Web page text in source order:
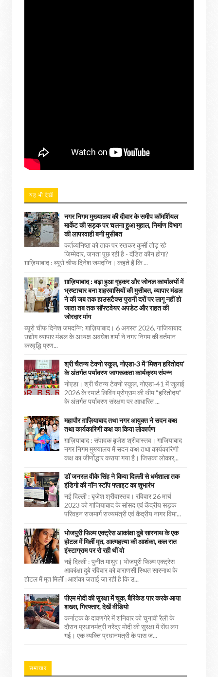
यह भी देखें
नगर निगम मुख्यालय की दीवार के समीप कॉमर्शियल
मार्केट की सड़क पर चलना हुआ मुहाल, निर्माण विभाग
की लापरवाही बनी मुसीबत
कर्तव्यनिष्ठा को ताक पर रखकर कुर्सी तोड़ रहे
जिम्मेदार, जनता पूछ रही है - दंडित कौन होगा?
ग़ाज़ियाबाद : ब्यूरो चीफ दिनेश जमदग्नि। कहते हैं कि ...
ग़ाज़ियाबाद : बढ़ा हुआ गृहकर और जोनल कार्यालयों में
भ्रष्टाचार बना शहरवासियों की मुसीबत, व्यापार मंडल
ने की जब तक हाउसटैक्स पुरानी दरों पर लागू नहीं हो
जाता तब तक सॉफ्टवेयर अपडेट और राहत की
जोरदार मांग
ब्यूरो चीफ दिनेश जमदग्नि: ग़ाज़ियाबाद। 6 अगस्त 2026, गाजियाबाद
उद्योग व्यापार मंडल के अध्यक्ष अवधेश शर्मा ने नगर निगम की वर्तमान
करवृद्धि प्रण...
श्री चैतन्य टेक्नो स्कूल, नोएडा-3 में ‘मिशन हरितोदय’
के अंतर्गत पर्यावरण जागरूकता कार्यक्रम संपन्न
नोएडा। श्री चैतन्य टेक्नो स्कूल, नोएडा-41 में जुलाई
2026 के स्मार्ट लिविंग प्रोग्राम की थीम “हरितोदय”
के अंतर्गत पर्यावरण संरक्षण पर आधारित ...
महापौर ग़ाज़ियाबाद तथा नगर आयुक्त ने सदन कक्ष
तथा कार्यकारिणी कक्ष का किया लोकार्पण
ग़ाज़ियाबाद : संपादक बृजेश श्रीवास्तव। गाजियाबाद
नगर निगम मुख्यालय में सदन कक्ष तथा कार्यकारिणी
कक्ष का जीर्णोद्धार कराया गया है। जिसका लोकार्...
डॉ जनरल वीके सिंह ने किया दिल्ली से धर्मशाला तक
इंडिगो की नॉन स्टॉप फ्लाइट का शुभारंभ
नई दिल्ली : बृजेश श्रीवास्तव। रविवार 26 मार्च
2023 को गाजियाबाद के सांसद एवं केंद्रीय सड़क
परिवहन राजमार्ग राज्यमंत्री एवं केंद्रीय नागर विमा...
भोजपुरी फिल्म एक्ट्रेस आकांक्षा दुबे सारनाथ के एक
होटल में मिलीं मृत, आत्महत्या की आशंका, कल रात
इंस्टाग्राम पर रो रही थीं वो
नई दिल्ली : पुनीत माथुर। भोजपुरी फिल्म एक्ट्रेस
आकांक्षा दुबे रविवार को वाराणसी स्थित सारनाथ के
होटल में मृत मिलीं।आशंका जताई जा रही है कि उ...
पीएम मोदी की सुरक्षा में चूक, बैरिकेड पार करके आया
शख्स, गिरफ्तार, देखें वीडियो
कर्नाटक के दावणगेरे में शनिवार को चुनावी रैली के
दौरान प्रधानमंत्री नरेंद्र मोदी की सुरक्षा में सेंध लग
गई। एक व्यक्ति प्रधानमंत्री के पास ज...
समाचार